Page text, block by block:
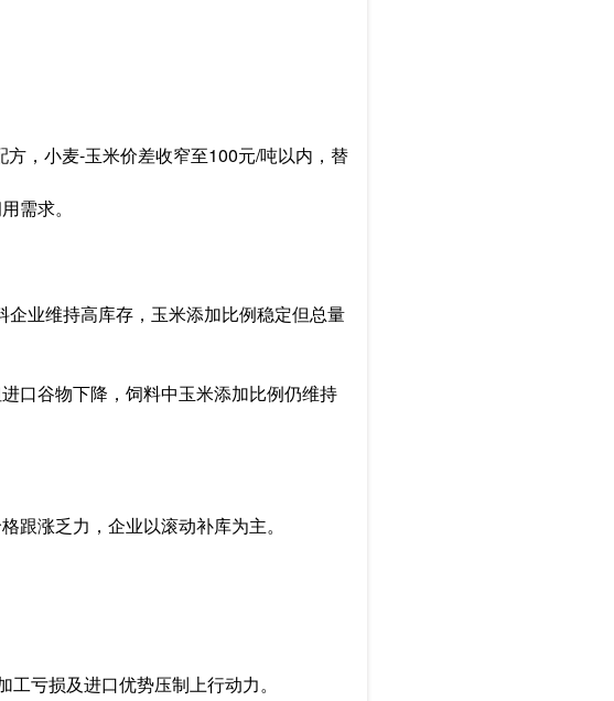
，小麦-玉米价差收窄至100元/吨以内，替
需求。
业维持高库存，玉米添加比例稳定但总量
口谷物下降，饲料中玉米添加比例仍维持
跟涨乏力，企业以滚动补库为主。
亏损及进口优势压制上行动力。